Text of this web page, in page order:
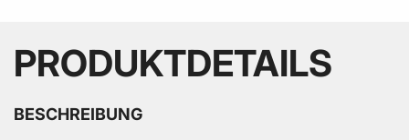
PRODUKTDETAILS
BESCHREIBUNG